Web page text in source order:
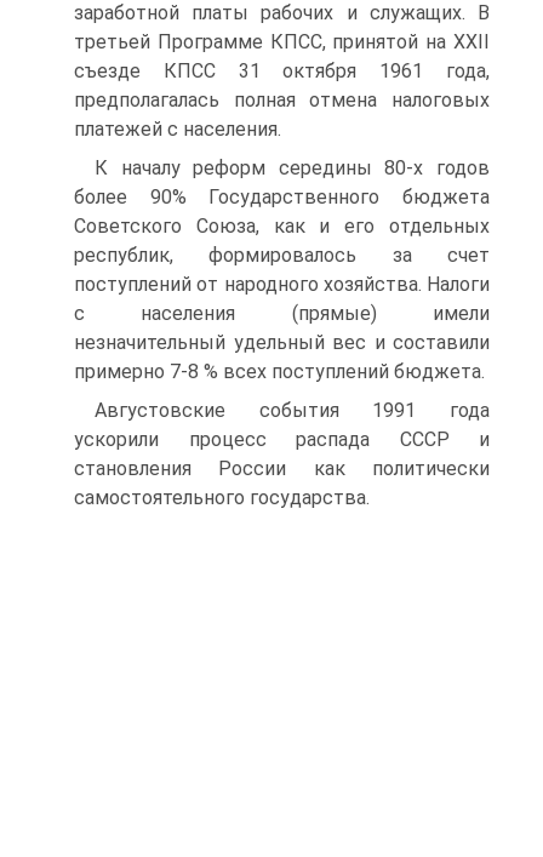
заработной платы рабочих и служащих. В
третьей Программе КПСС, принятой на XXII
съезде КПСС 31 октября 1961 года,
предполагалась полная отмена налоговых
платежей с населения.
К началу реформ середины 80-х годов
более 90% Государственного бюджета
Советского Союза, как и его отдельных
республик, формировалось за счет
поступлений от народного хозяйства. Налоги
с населения (прямые) имели
незначительный удельный вес и составили
примерно 7-8 % всех поступлений бюджета.
Августовские события 1991 года
ускорили процесс распада СССР и
становления России как политически
самостоятельного государства.